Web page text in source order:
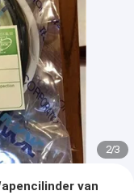
2/3
van